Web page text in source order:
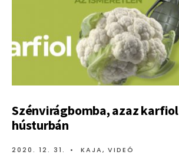
Szénvirágbomba, azaz karfiol
hústurbán
2020. 12. 31. • KAJA, VIDEÓ